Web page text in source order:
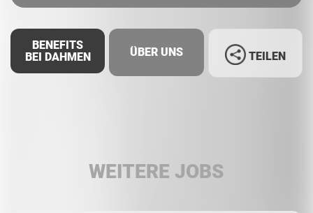
BENEFITS
BEI DAHMEN
ÜBER UNS TEILEN
WEITERE JOBS